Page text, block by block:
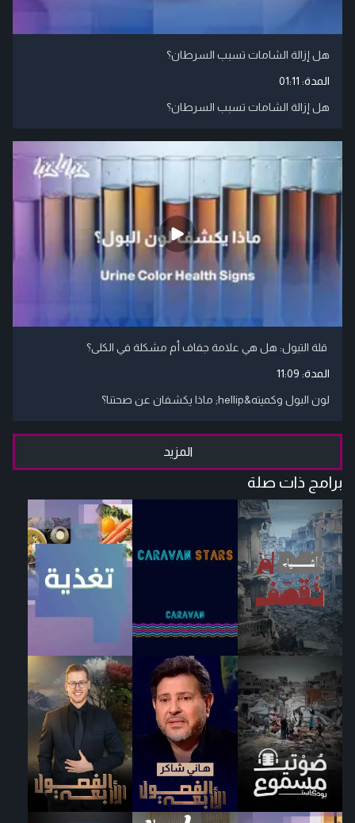
هل إزالة الشامات تسبب السرطان؟
المدة: 01:11
هل إزالة الشامات تسبب السرطان؟
قلة التبول: هل هي علامة جفاف أم مشكلة في الكلى؟
المدة: 11:09
لون البول وكميته&hellip; ماذا يكشفان عن صحتنا؟
المزيد
برامج ذات صلة